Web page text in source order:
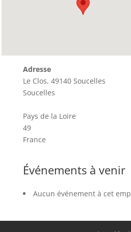
Adresse
Le Clos, 49140 Soucelles
Soucelles
Pays de la Loire
49
France
Événements à venir
Aucun événement à cet